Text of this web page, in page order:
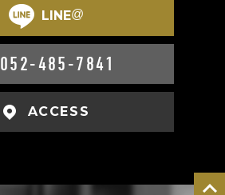
LINE@
052-485-7841
ACCESS